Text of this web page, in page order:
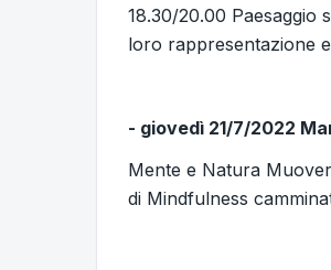
18.30/20.00
loro rappresentazione
- giovedì 21/7/2022
Mente e Natura
di Mindfulness